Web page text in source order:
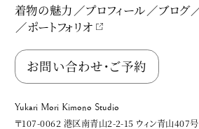
着物の魅力 プロフィール ブログ
ポートフォリオ
お問い合わせ・ご予約
Yukari Mori Kimono Studio
〒107-0062 港区南青山2-2-15 ウィン青山407号